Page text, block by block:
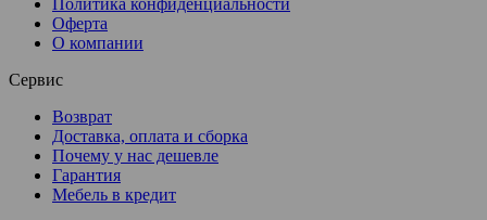
Оферта
О компании
Сервис
Возврат
Доставка, оплата и сборка
Почему у нас дешевле
Гарантия
Мебель в кредит